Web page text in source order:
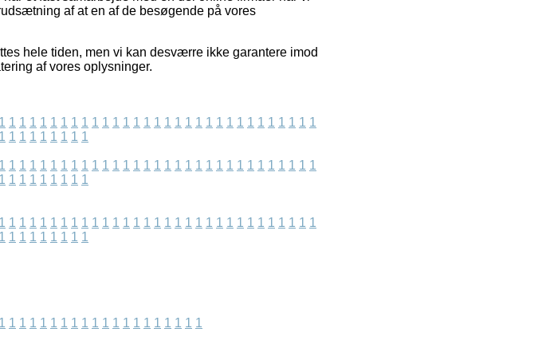
af at en af de besøgende på vores
hele tiden, men vi kan desværre ikke garantere imod
af vores oplysninger.
1 1 1 1 1 1 1 1 1 1 1 1 1 1 1 1 1 1 1 1 1 1 1 1 1 1 1 1 1 1 1
1 1 1 1 1 1 1 1 1
1 1 1 1 1 1 1 1 1 1 1 1 1 1 1 1 1 1 1 1 1 1 1 1 1 1 1 1 1 1 1
1 1 1 1 1 1 1 1 1
1 1 1 1 1 1 1 1 1 1 1 1 1 1 1 1 1 1 1 1 1 1 1 1 1 1 1 1 1 1 1
1 1 1 1 1 1 1 1 1
1 1 1 1 1 1 1 1 1 1 1 1 1 1 1 1 1 1 1 1